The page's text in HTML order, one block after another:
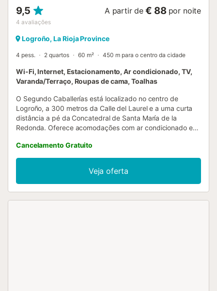
9,5
4 avaliações
A partir de € 88 por noite
Logroño, La Rioja Province
4 pess. 2 quartos 60 m² 450 m para o centro da cidade
Wi-Fi, Internet, Estacionamento, Ar condicionado, TV,
Varanda/Terraço, Roupas de cama, Toalhas
O Segundo Caballerías está localizado no centro de
Logroño, a 300 metros da Calle del Laurel e a uma curta
distância a pé da Concatedral de Santa María de la
Redonda. Oferece acomodações com ar condicionado e
para a concatedral. Este apartamento possui 2 quartos,
uma televisão de ecrã plano, uma máquina de lavar roupa,
uma casa de banho com chuveiro e uma cozinha bem
equipada com máquina de lavar roupa, máquina de lavar
loiça e micro-ondas. Muito central....
Cancelamento Gratuito
Veja oferta